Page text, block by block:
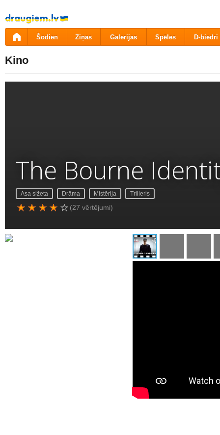
Pāriet
uz
saturu
Šodien Ziņas Galerijas Spēles D-biedri
Kino
The Bourne
Asa sižeta Drāma Mistērija Trilleris
(27 vērtējumi)